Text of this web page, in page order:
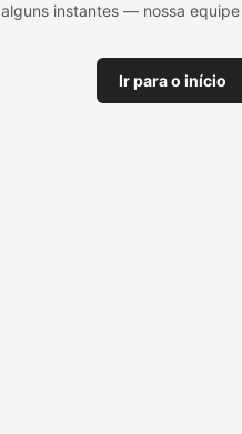
alguns instantes — nossa
Ir para o início